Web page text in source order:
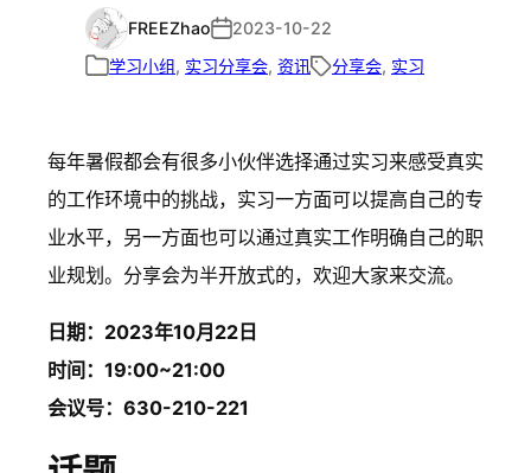
FREEZhao
2023-10-22
学习小组, 实习分享会, 资讯 分享会, 实习
每年暑假都会有很多小伙伴选择通过实习来感受真实
的工作环境中的挑战，实习一方面可以提高自己的专
业水平，另一方面也可以通过真实工作明确自己的职
业规划。分享会为半开放式的，欢迎大家来交流。
日期：2023年10月22日
时间：19:00~21:00
会议号：630-210-221